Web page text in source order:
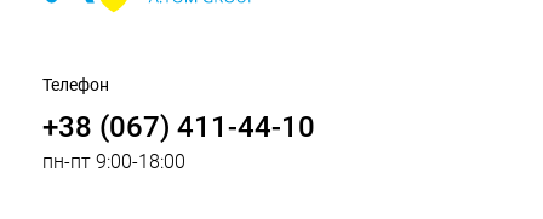
Телефон
+38 (067) 411-44-10
пн-пт 9:00-18:00